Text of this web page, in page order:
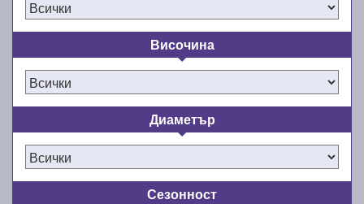
Височина
Диаметър
Сезонност